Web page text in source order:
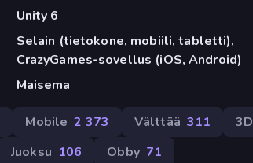
Unity 6
Selain (tietokone, mobiili, tabletti),
CrazyGames-sovellus (iOS, Android)
Maisema
Mobile 2 373 Välttää 311 3D
Juoksu 106 Obby 71